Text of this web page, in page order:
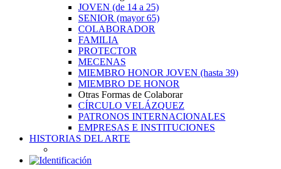
JOVEN (de 14 a 25)
SENIOR (mayor 65)
COLABORADOR
FAMILIA
PROTECTOR
MECENAS
MIEMBRO HONOR JOVEN (hasta 39)
MIEMBRO DE HONOR
Otras Formas de Colaborar
CÍRCULO VELÁZQUEZ
PATRONOS INTERNACIONALES
EMPRESAS E INSTITUCIONES
HISTORIAS DEL ARTE